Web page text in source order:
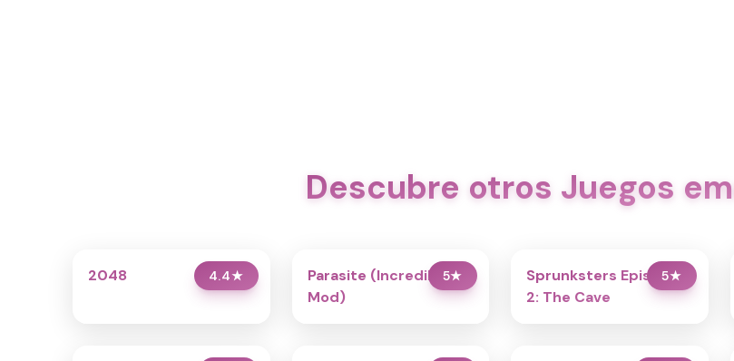
Descubre otros Juegos
4.4★
2048 5★
Parasite (Incredibox
Mod)
5★
Sprunksters Episode
2: The Cave